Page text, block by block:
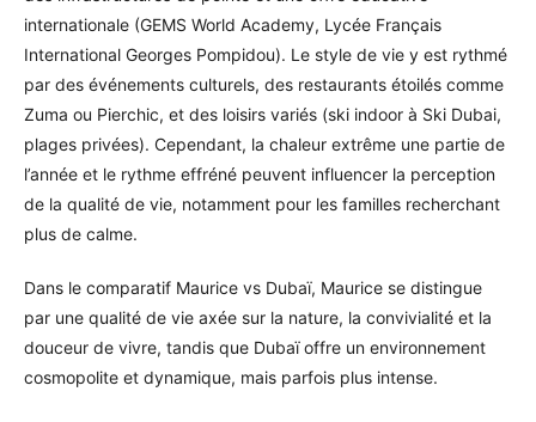
internationale (GEMS World Academy, Lycée Français
International Georges Pompidou). Le style de vie y est rythmé
par des événements culturels, des restaurants étoilés comme
Zuma ou Pierchic, et des loisirs variés (ski indoor à Ski Dubai,
plages privées). Cependant, la chaleur extrême une partie de
l’année et le rythme effréné peuvent influencer la perception
de la qualité de vie, notamment pour les familles recherchant
plus de calme.
Dans le comparatif Maurice vs Dubaï, Maurice se distingue
par une qualité de vie axée sur la nature, la convivialité et la
douceur de vivre, tandis que Dubaï offre un environnement
cosmopolite et dynamique, mais parfois plus intense.